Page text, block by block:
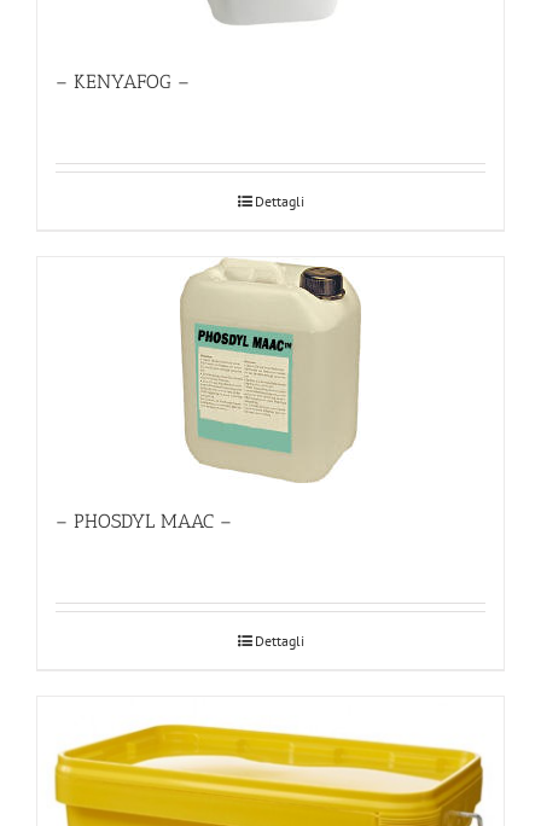
– KENYAFOG –
Dettagli
– PHOSDYL MAAC –
Dettagli